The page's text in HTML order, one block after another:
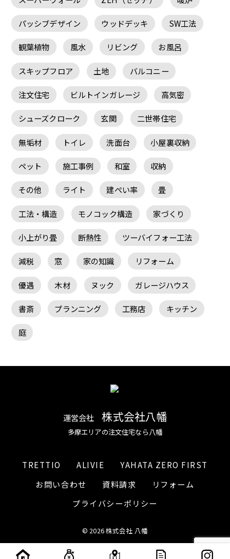
パッシブデザイン ウッドデッキ SW工法
観葉植物 風水 リビング お風呂
スキップフロア 土地 バルコニー
注文住宅 ビルトインガレージ 高気密
シューズクローク 玄関 二世帯住宅
無垢材 トイレ 洗面台 小屋裏収納
ペット 施工事例 和室 収納
その他 ライト 建ぺい率 畳
工法・構造 モノコック構造 家づくり
小上がり畳 断熱性 ツーバイフォー工法
減税 窓 家の知識 リフォーム
優遇 木材 ヌック ガレージハウス
書斎 プランニング 工務店 キッチン
庭
運営会社 株式会社八幡
多摩エリアの注文住宅なら八幡
TRETTIO ALIVIE
YAHATA ZERO FIRST
お問い合わせ
資料請求
リフォーム
プライバシーポリシー
© 2026 株式会社 八幡